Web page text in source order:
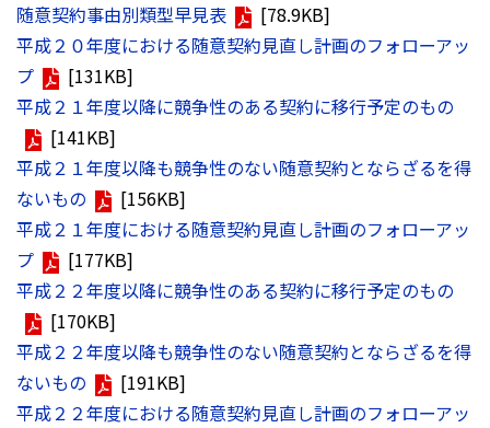
随意契約事由別類型早見表
[78.9KB]
平成２０年度における随意契約見直し計画のフォローアッ
プ
[131KB]
平成２１年度以降に競争性のある契約に移行予定のもの
[141KB]
平成２１年度以降も競争性のない随意契約とならざるを得
ないもの
[156KB]
平成２１年度における随意契約見直し計画のフォローアッ
プ
[177KB]
平成２２年度以降に競争性のある契約に移行予定のもの
[170KB]
平成２２年度以降も競争性のない随意契約とならざるを得
ないもの
[191KB]
平成２２年度における随意契約見直し計画のフォローアッ